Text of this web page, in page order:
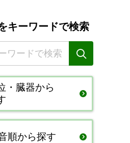
キーワードで検索
・臓器から
順から探す